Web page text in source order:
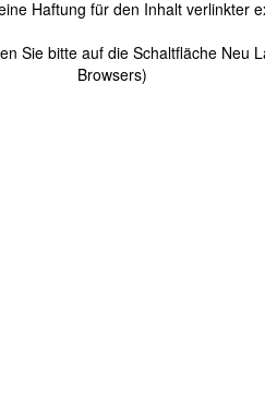
Haftung für den Inhalt verlinkter
Sie bitte auf die Schaltfläche Neu
Browsers)